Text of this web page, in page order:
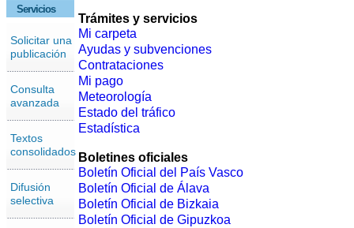
Servicios
Solicitar una
publicación
Consulta
avanzada
Textos
consolidados
Difusión
selectiva
Trámites y servicios
Mi carpeta
Ayudas y subvenciones
Contrataciones
Mi pago
Meteorología
Estado del tráfico
Estadística
Boletines oficiales
Boletín Oficial del País Vasco
Boletín Oficial de Álava
Boletín Oficial de Bizkaia
Boletín Oficial de Gipuzkoa